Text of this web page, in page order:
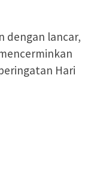
dengan lancar,
Hari